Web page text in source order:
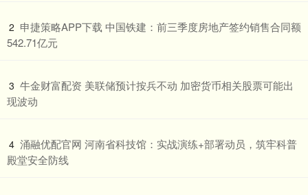
2 ​申捷策略APP下载 中国铁建：前三季度房地产签约销售合同额
542.71亿元
3 ​牛金财富配资 美联储预计按兵不动 加密货币相关股票可能出
现波动
4 ​涌融优配官网 河南省科技馆：实战演练+部署动员，筑牢科普
殿堂安全防线